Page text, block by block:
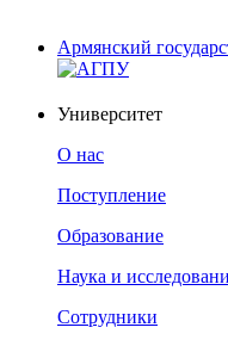
Армянский
Университет
О нас
Поступление
Образование
Наука и
Сотрудники